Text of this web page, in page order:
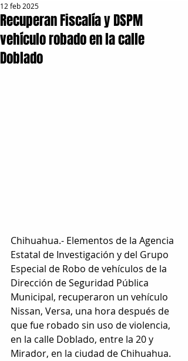
Recuperan Fiscalía y DSPM
vehículo robado en la calle
Doblado
12 feb 2025
Chihuahua.- Elementos de la Agencia
Estatal de Investigación y del Grupo
Especial de Robo de vehículos de la
Dirección de Seguridad Pública
Municipal, recuperaron un vehículo
Nissan, Versa, una hora después de
que fue robado sin uso de violencia,
en la calle Doblado, entre la 20 y
Mirador, en la ciudad de Chihuahua.